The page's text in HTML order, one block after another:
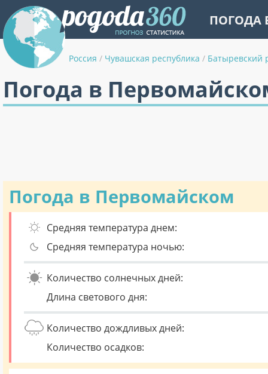
ПОГОДА
Россия / Чувашская республика / Батыревский
Погода в
Погода в Первомайском
Средняя температура днем:
Средняя температура ночью:
Количество солнечных дней:
Длина светового дня:
Количество дождливых дней:
Количество осадков: